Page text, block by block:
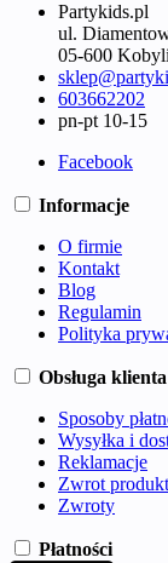
Partykids.pl
ul.
05-600
603662202
pn-pt 10-15
Facebook
Informacje
O firmie
Kontakt
Blog
Regulamin
Polityka
Obsługa klienta
Sposoby
Wysyłka i
Reklamacje
Zwrot
Zwroty
Płatności